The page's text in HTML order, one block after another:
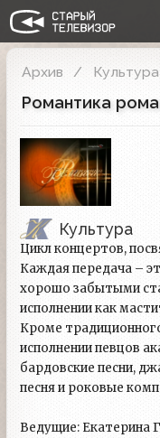
Архив Культура
Романтика
Культура
Цикл концертов,
Каждая передача –
хорошо забытыми
исполнении как
Кроме
исполнении певцов
бардовские песни,
песня и роковые
Ведущие: Екатерина